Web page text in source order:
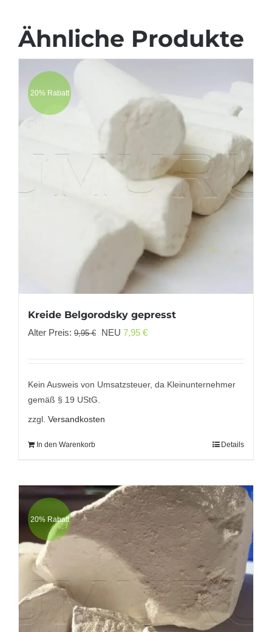
Ähnliche Produkte
20% Rabatt
Kreide Belgorodsky gepresst
Alter Preis: 9,95€
Ursprünglicher
9,95 €
NEU 7,95 €Aktueller
7,95 €.
Kein Ausweis von Umsatzsteuer, da Kleinunternehmer
gemäß § 19 UStG.
zzgl. Versandkosten
In den Warenkorb Details
20% Rabatt